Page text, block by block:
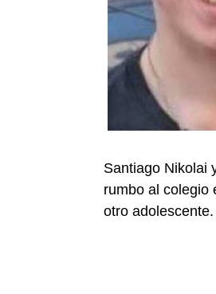
Santiago Nikolai
rumbo al colegio
otro